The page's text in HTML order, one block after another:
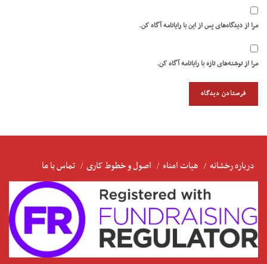
مرا از دیدگاه‌های پس از این با رایانامه آگاه کن.
مرا از نوشته‌های تازه با رایانامه آگاه کن.
درباره رخشانه هیات امناء اصول و خطوط کاری تماس با ما